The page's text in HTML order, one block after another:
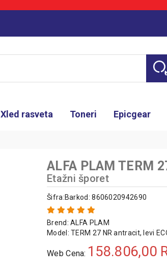
Xled rasveta Toneri Epicgear
ALFA PLAM TERM
Etažni šporet
Šifra:Barkod: 8606020942690
Brend:ALFA PLAM
Model:TERM 27 NR antracit, levi
Web Cena: 158.806,00